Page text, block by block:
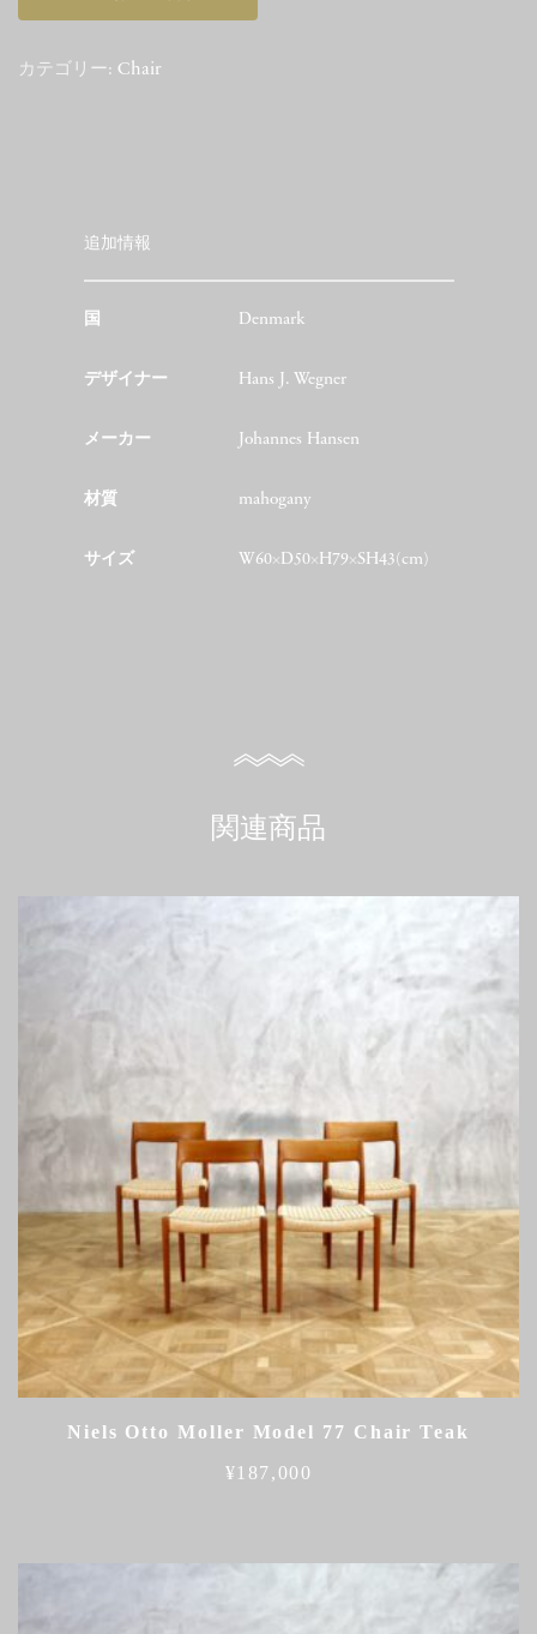
カテゴリー: Chair
追加情報
国 Denmark
デザイナー Hans J. Wegner
メーカー Johannes Hansen
材質 mahogany
サイズ W60×D50×H79×SH43(cm)
関連商品
Niels Otto Moller Model 77 Chair Teak
¥187,000